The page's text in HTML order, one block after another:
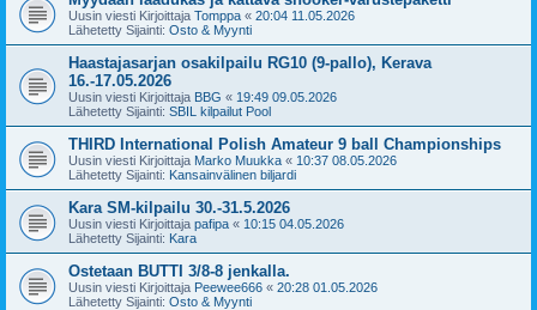
Uusin viesti Kirjoittaja Tomppa « 20:04 11.05.2026
Lähetetty Sijainti: Osto & Myynti
Haastajasarjan osakilpailu RG10 (9-pallo), Kerava
16.-17.05.2026
Uusin viesti Kirjoittaja BBG « 19:49 09.05.2026
Lähetetty Sijainti: SBIL kilpailut Pool
THIRD International Polish Amateur 9 ball Championships
Uusin viesti Kirjoittaja Marko Muukka « 10:37 08.05.2026
Lähetetty Sijainti: Kansainvälinen biljardi
Kara SM-kilpailu 30.-31.5.2026
Uusin viesti Kirjoittaja pafipa « 10:15 04.05.2026
Lähetetty Sijainti: Kara
Ostetaan BUTTI 3/8-8 jenkalla.
Uusin viesti Kirjoittaja Peewee666 « 20:28 01.05.2026
Lähetetty Sijainti: Osto & Myynti